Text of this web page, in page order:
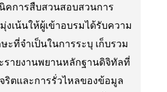
คการสืบสวนสอบสวนการ
เน้นให้ผู้เข้าอบรมได้รับความ
ะที่จำเป็นในการระบุ เก็บรวม
รายงานพยานหลักฐานดิจิทัลที่
ริตและการรั่วไหลของข้อมูล